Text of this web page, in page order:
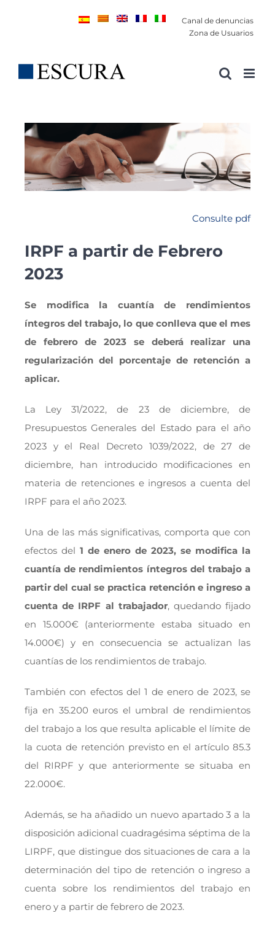
Canal de denuncias
Zona de Usuarios
Consulte pdf
IRPF a partir de Febrero
2023
Se modifica la cuantía de rendimientos
íntegros del trabajo, lo que conlleva queel mes
de febrero de 2023 se deberá realizar una
regularización del porcentaje de retención a
aplicar.
La Ley 31/2022, de 23 de diciembre, de
Presupuestos Generales del Estado para el año
2023 y el Real Decreto 1039/2022, de 27 de
diciembre, han introducido modificaciones en
materia de retenciones e ingresos a cuenta del
IRPF para el año 2023.
Una de las más significativas, comporta que con
efectos del 1 de enero de 2023, se modifica la
cuantía de rendimientos íntegros del trabajo a
partir del cual se practica retención e ingreso a
cuenta de IRPF al trabajador, quedando fijado
en 15.000€ (anteriormente estaba situado en
14.000€) y en consecuencia se actualizan las
cuantías de los rendimientos de trabajo.
También con efectos del 1 de enero de 2023, se
fija en 35.200 euros el umbral de rendimientos
del trabajo a los que resulta aplicable el límite de
la cuota de retención previsto en el artículo 85.3
del RIRPF y que anteriormente se situaba en
22.000€.
Además, se ha añadido un nuevo apartado 3 a la
disposición adicional cuadragésima séptima de la
LIRPF, que distingue dos situaciones de cara a la
determinación del tipo de retención o ingreso a
cuenta sobre los rendimientos del trabajo en
enero y a partir de febrero de 2023.